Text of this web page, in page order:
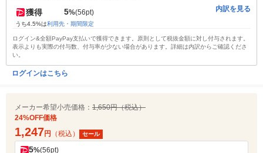
獲得 5%(56pt)
うち4.5%は利用先・期間限定
内訳を見る
ログイン&全額PayPay支払いで獲得できます。原則として税抜金額に対し付与されます。
表示よりも実際の付与数、付与率が少ない場合があります。詳細は内訳からご確認くださ
い。
ログインはこちら
メーカー希望小売価格： 1,650円（税込）
24%OFF価格
1,247円 （税込） セール
5%(56pt)